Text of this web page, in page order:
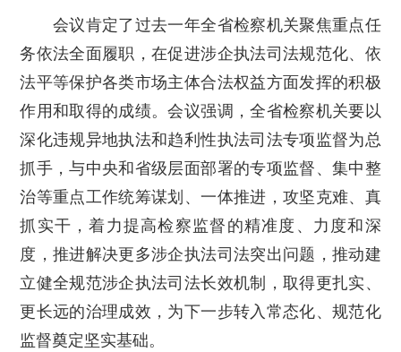
会议肯定了过去一年全省检察机关聚焦重点任
务依法全面履职，在促进涉企执法司法规范化、依
法平等保护各类市场主体合法权益方面发挥的积极
作用和取得的成绩。会议强调，全省检察机关要以
深化违规异地执法和趋利性执法司法专项监督为总
抓手，与中央和省级层面部署的专项监督、集中整
治等重点工作统筹谋划、一体推进，攻坚克难、真
抓实干，着力提高检察监督的精准度、力度和深
度，推进解决更多涉企执法司法突出问题，推动建
立健全规范涉企执法司法长效机制，取得更扎实、
更长远的治理成效，为下一步转入常态化、规范化
监督奠定坚实基础。